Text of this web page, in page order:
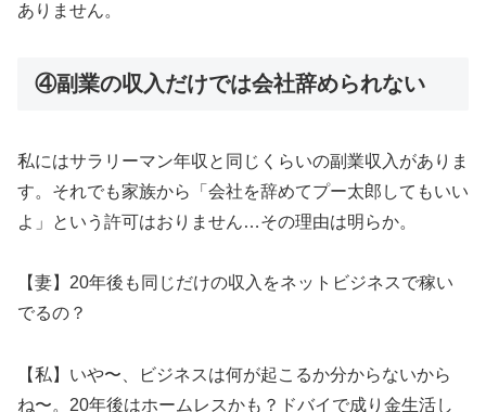
ありません。
④副業の収入だけでは会社辞められない
私にはサラリーマン年収と同じくらいの副業収入がありま
す。それでも家族から「会社を辞めてプー太郎してもいい
よ」という許可はおりません…その理由は明らか。
【妻】20年後も同じだけの収入をネットビジネスで稼い
でるの？
【私】いや〜、ビジネスは何が起こるか分からないから
ね〜。20年後はホームレスかも？ドバイで成り金生活し